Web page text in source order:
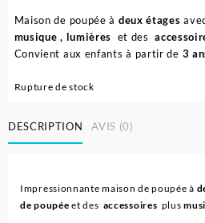
Maison de poupée à deux étages
musique , lumières et des
Convient aux enfants à partir de 3
Rupture de stock
DESCRIPTION AVIS (0)
Impressionnante maison de poupée à
de poupée et des accessoires plus